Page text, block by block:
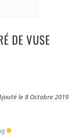
DE VUSE
le 8 Octobre 2019